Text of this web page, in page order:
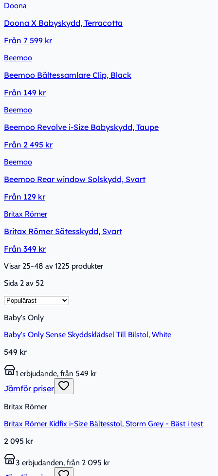
Doona
Doona X Babyskydd, Terracotta
Från 7 599 kr
Beemoo
Beemoo Bältessamlare Clip, Black
Från 149 kr
Beemoo
Beemoo Revolve i-Size Babyskydd, Taupe
Från 2 495 kr
Beemoo
Beemoo Rear window Solskydd, Svart
Från 129 kr
Britax Römer
Britax Römer Sätesskydd, Svart
Från 349 kr
Visar 25-48 av 1225 produkter
Sida 2 av 52
Baby's Only
Baby's Only Sense Skyddsklädsel Till Bilstol, White
549 kr
1 erbjudande, från 549 kr
Jämför priser
Britax Römer
Britax Römer Kidfix i-Size Bältesstol, Storm Grey - Bäst i test
2 095 kr
3 erbjudanden, från 2 095 kr